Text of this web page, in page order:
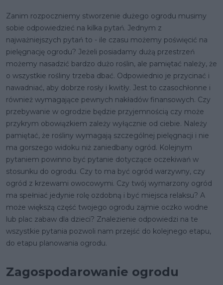
Zanim rozpoczniemy stworzenie dużego ogrodu musimy
sobie odpowiedzieć na kilka pytań. Jednym z
najważniejszych pytań to - ile czasu możemy poświęcić na
pielęgnację ogrodu? Jeżeli posiadamy dużą przestrzeń
możemy nasadzić bardzo dużo roślin, ale pamiętać należy, że
o wszystkie rośliny trzeba dbać. Odpowiednio je przycinać i
nawadniać, aby dobrze rosły i kwitły. Jest to czasochłonne i
również wymagające pewnych nakładów finansowych. Czy
przebywanie w ogrodzie będzie przyjemnością czy może
przykrym obowiązkiem zależy wyłącznie od ciebie. Należy
pamiętać, że rośliny wymagają szczególnej pielęgnacji i nie
ma gorszego widoku niż zaniedbany ogród. Kolejnym
pytaniem powinno być pytanie dotyczące oczekiwań w
stosunku do ogrodu. Czy to ma być ogród warzywny, czy
ogród z krzewami owocowymi. Czy twój wymarzony ogród
ma spełniać jedynie rolę ozdobną i być miejsca relaksu? A
może większą część twojego ogrodu zajmie oczko wodne
lub plac zabaw dla dzieci? Znalezienie odpowiedzi na te
wszystkie pytania pozwoli nam przejść do kolejnego etapu,
do etapu planowania ogrodu.
Zagospodarowanie ogrodu